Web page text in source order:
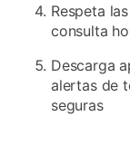
Respeta
consulta
Descarga
alertas de
seguras